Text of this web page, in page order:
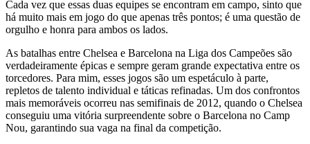
Cada vez que essas duas equipes se encontram em campo, sinto que
há muito mais em jogo do que apenas três pontos; é uma questão de
orgulho e honra para ambos os lados.
As batalhas entre Chelsea e Barcelona na Liga dos Campeões são
verdadeiramente épicas e sempre geram grande expectativa entre os
torcedores. Para mim, esses jogos são um espetáculo à parte,
repletos de talento individual e táticas refinadas. Um dos confrontos
mais memoráveis ocorreu nas semifinais de 2012, quando o Chelsea
conseguiu uma vitória surpreendente sobre o Barcelona no Camp
Nou, garantindo sua vaga na final da competição.